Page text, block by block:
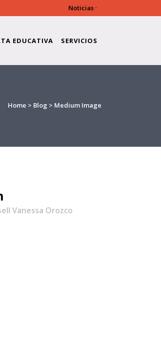
Noticias ·
EDUCATIVA SERVICIOS
Home > Blog > Medium Image
Vanessa Orozco